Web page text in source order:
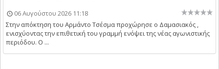
06 Αυγούστου 2026 11:18
Στην απόκτηση του Αρμάντο Τσέσμα προχώρησε ο Δαμασιακός ,
ενισχύοντας την επιθετική του γραμμή ενόψει της νέας αγωνιστικής
περιόδου. Ο ...